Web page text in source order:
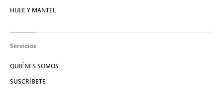
HULE Y MANTEL
Servicios
QUIÉNES SOMOS
SUSCRÍBETE